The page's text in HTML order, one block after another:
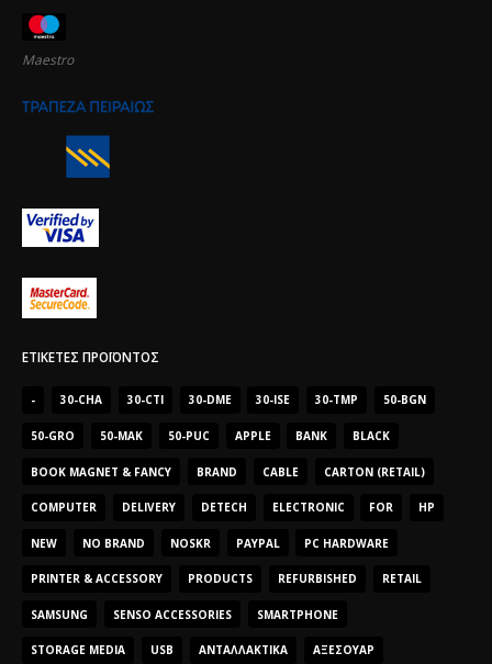
Maestro
ΕΤΙΚΈΤΕΣ ΠΡΟΪΌΝΤΟΣ
- 30-CHA 30-CTI 30-DME 30-ISE 30-TMP 50-BGN
50-GRO 50-MAK 50-PUC APPLE BANK BLACK
BOOK MAGNET & FANCY BRAND CABLE CARTON (RETAIL)
COMPUTER DELIVERY DETECH ELECTRONIC FOR HP
NEW NO BRAND NOSKR PAYPAL PC HARDWARE
PRINTER & ACCESSORY PRODUCTS REFURBISHED RETAIL
SAMSUNG SENSO ACCESSORIES SMARTPHONE
STORAGE MEDIA USB ΑΝΤΑΛΛΑΚΤΙΚΆ ΑΞΕΣΟΥΆΡ